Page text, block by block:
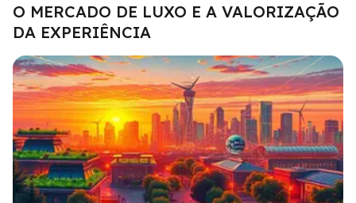
O MERCADO DE LUXO E A VALORIZAÇÃO
DA EXPERIÊNCIA